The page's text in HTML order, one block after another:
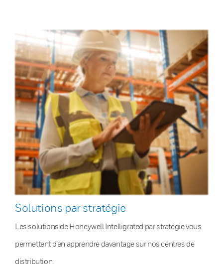
Solutions par stratégie
Les solutions de Honeywell Intelligrated par stratégie vous
permettent d’en apprendre davantage sur nos centres de
distribution.